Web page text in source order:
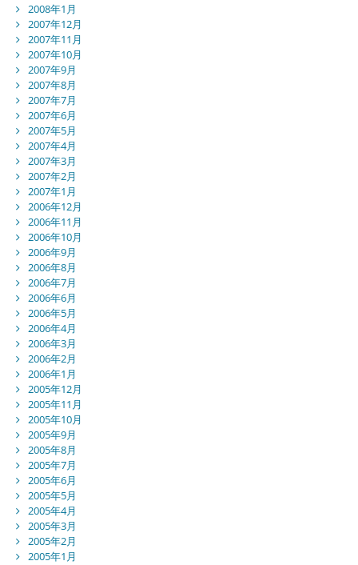
2008年1月
2007年12月
2007年11月
2007年10月
2007年9月
2007年8月
2007年7月
2007年6月
2007年5月
2007年4月
2007年3月
2007年2月
2007年1月
2006年12月
2006年11月
2006年10月
2006年9月
2006年8月
2006年7月
2006年6月
2006年5月
2006年4月
2006年3月
2006年2月
2006年1月
2005年12月
2005年11月
2005年10月
2005年9月
2005年8月
2005年7月
2005年6月
2005年5月
2005年4月
2005年3月
2005年2月
2005年1月